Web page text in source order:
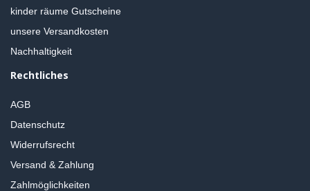
kinder räume Gutscheine
unsere Versandkosten
Nachhaltigkeit
Rechtliches
AGB
Datenschutz
Widerrufsrecht
Versand & Zahlung
Zahlmöglichkeiten